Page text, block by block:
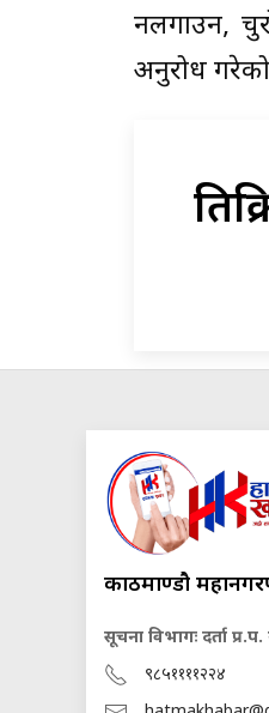
नलगाउन,
अनुरोध
काठमाण्डौ
सूचना विभागः दर्ता
९८५११११२२४